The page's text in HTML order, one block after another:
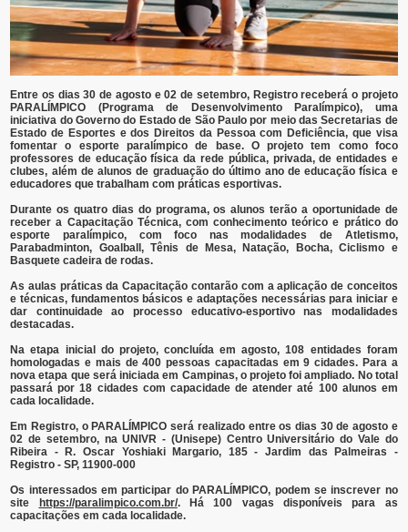
Entre os dias 30 de agosto e 02 de setembro, Registro receberá o projeto
PARALÍMPICO
(Programa de Desenvolvimento Paralímpico), uma
iniciativa do Governo do Estado de São Paulo por meio das Secretarias de
Estado de Esportes e dos Direitos da Pessoa com Deficiência, que visa
fomentar o esporte paralímpico de base. O projeto tem como foco
professores de educação física da rede pública, privada, de entidades e
clubes, além de alunos de graduação do último ano de educação física e
educadores que trabalham com práticas esportivas.
Durante os quatro dias do programa, os alunos terão a oportunidade de
receber a Capacitação Técnica, com conhecimento teórico e prático do
esporte paralímpico, com foco nas modalidades de Atletismo,
Parabadminton, Goalball, Tênis de Mesa, Natação, Bocha, Ciclismo e
Basquete cadeira de rodas.
As aulas práticas da Capacitação contarão com a aplicação de conceitos
e técnicas, fundamentos básicos e adaptações necessárias para iniciar e
dar continuidade ao processo educativo-esportivo nas modalidades
destacadas.
Na etapa inicial do projeto, concluída em agosto, 108 entidades foram
homologadas e mais de 400 pessoas capacitadas em 9 cidades. Para a
nova etapa que será iniciada em Campinas, o projeto foi ampliado. No total
passará por 18 cidades com capacidade de atender até 100 alunos em
cada localidade.
Em Registro, o PARALÍMPICO será realizado entre os dias 30 de agosto e
02 de setembro, na UNIVR - (Unisepe) Centro Universitário do Vale do
Ribeira - R. Oscar Yoshiaki Margario, 185 - Jardim das Palmeiras -
Registro - SP, 11900-000
Os interessados em participar do PARALÍMPICO, podem se inscrever no
site https://paralimpico.com.br/. Há 100 vagas disponíveis para as
capacitações em cada localidade.